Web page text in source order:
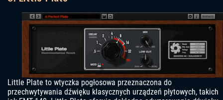
Little Plate to wtyczka pogłosowa przeznaczona do
przechwytywania dźwięku klasycznych urządzeń płytowych, takich